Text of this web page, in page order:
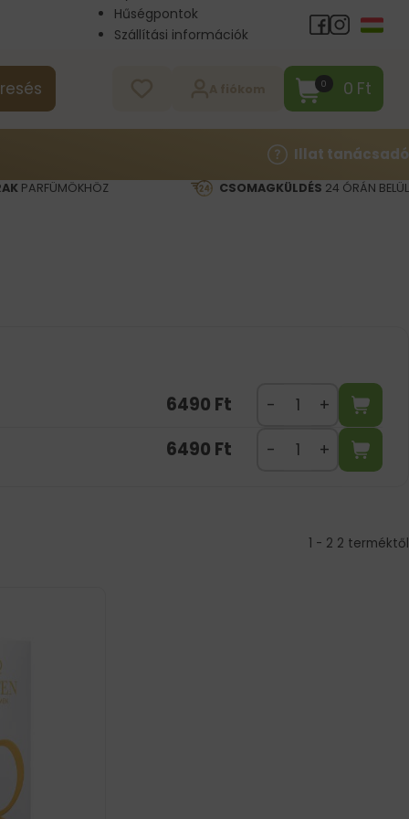
Hűségpontok
Szállítási információk
0 0 Ft
Illat tanácsadó
PARFÜMÖKHÖZ CSOMAGKÜLDÉS 24 ÓRÁN BELÜL
6490 Ft
6490 Ft
1 - 2 2 terméktől